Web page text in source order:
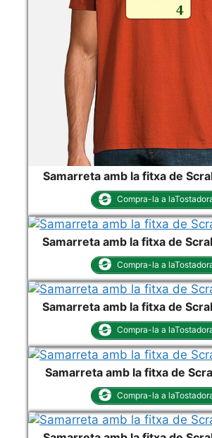
Samarreta amb la fitxa de
Compra-la a
Samarreta amb la fitxa de
Compra-la a
Samarreta amb la fitxa de
Compra-la a
Samarreta amb la fitxa de
Compra-la a